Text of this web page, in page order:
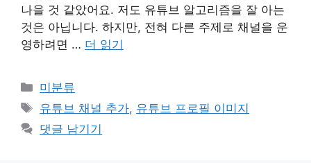
나을 것 같았어요. ​저도 유튜브 알고리즘을 잘 아는
것은 아닙니다. 하지만, 전혀 다른 주제로 채널을 운
영하려면 … 더 읽기
카
테
고
리
미분류
태
그
유튜브 채널 추가, 유튜브 프로필 이미지
댓글 남기기